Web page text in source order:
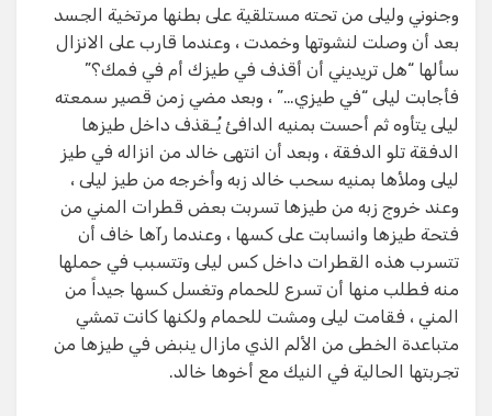
وجنوني وليلى من تحته مستلقية على بطنها مرتخية الجسد
بعد أن وصلت لنشوتها وخمدت ، وعندما قارب على الانزال
سألها “هل تريديني أن أقذف في طيزك أم في فمك؟”
فأجابت ليلى “في طيزي…” ، وبعد مضي زمن قصير سمعته
ليلى يتأوه ثم أحست بمنيه الدافئ يُـقذف داخل طيزها
الدفقة تلو الدفقة ، وبعد أن انتهى خالد من انزاله في طيز
ليلى وملأها بمنيه سحب خالد زبه وأخرجه من طيز ليلى ،
وعند خروج زبه من طيزها تسربت بعض قطرات المني من
فتحة طيزها وانسابت على كسها ، وعندما رآها خاف أن
تتسرب هذه القطرات داخل كس ليلى وتتسبب في حملها
منه فطلب منها أن تسرع للحمام وتغسل كسها جيداً من
المني ، فقامت ليلى ومشت للحمام ولكنها كانت تمشي
متباعدة الخطى من الألم الذي مازال ينبض في طيزها من
تجربتها الحالية في النيك مع أخوها خالد.